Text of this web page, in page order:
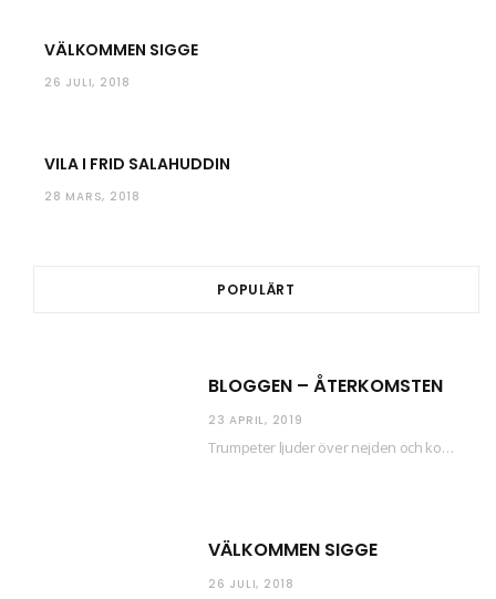
VÄLKOMMEN SIGGE
26 JULI, 2018
VILA I FRID SALAHUDDIN
28 MARS, 2018
POPULÄRT
BLOGGEN – ÅTERKOMSTEN
23 APRIL, 2019
Trumpeter ljuder över nejden och konfetti regnar längsmed husfasaderna – FREDEN ÄR HÄR! Eller ahem.…
VÄLKOMMEN SIGGE
26 JULI, 2018